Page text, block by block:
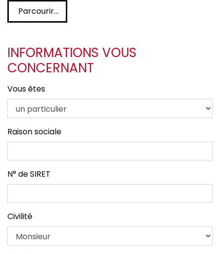
Parcourir…
INFORMATIONS VOUS
CONCERNANT
Vous êtes
Raison sociale
N° de SIRET
Civilité